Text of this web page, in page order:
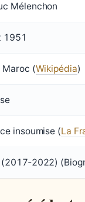
Mélenchon
1951
Maroc (Wikipédia)
insoumise (La
(2017‑2022)